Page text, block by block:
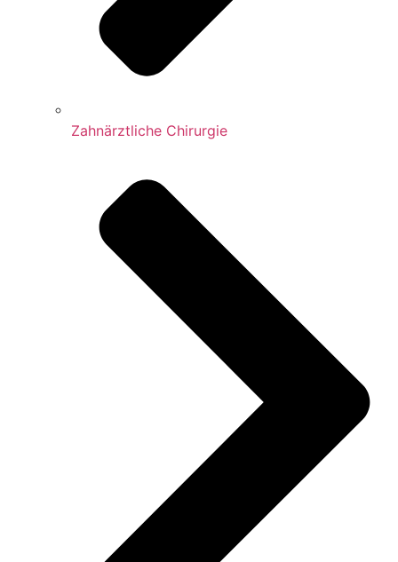
Zahnärztliche Chirurgie